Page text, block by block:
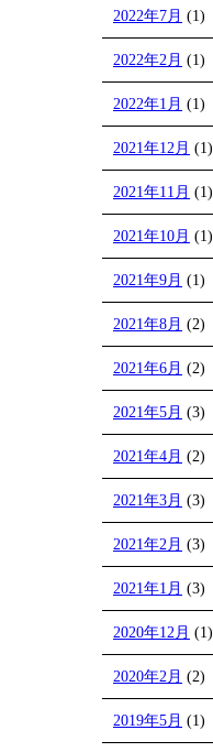
2022年7月 (1)
2022年2月 (1)
2022年1月 (1)
2021年12月 (1)
2021年11月 (1)
2021年10月 (1)
2021年9月 (1)
2021年8月 (2)
2021年6月 (2)
2021年5月 (3)
2021年4月 (2)
2021年3月 (3)
2021年2月 (3)
2021年1月 (3)
2020年12月 (1)
2020年2月 (2)
2019年5月 (1)